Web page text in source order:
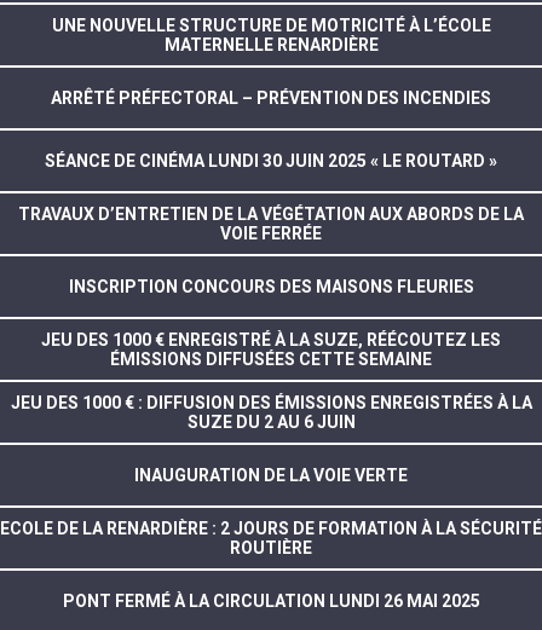
UNE NOUVELLE STRUCTURE DE MOTRICITÉ À L’ÉCOLE
MATERNELLE RENARDIÈRE
ARRÊTÉ PRÉFECTORAL – PRÉVENTION DES INCENDIES
SÉANCE DE CINÉMA LUNDI 30 JUIN 2025 « LE ROUTARD »
TRAVAUX D’ENTRETIEN DE LA VÉGÉTATION AUX ABORDS DE LA
VOIE FERRÉE
INSCRIPTION CONCOURS DES MAISONS FLEURIES
JEU DES 1000 € ENREGISTRÉ À LA SUZE, RÉÉCOUTEZ LES
ÉMISSIONS DIFFUSÉES CETTE SEMAINE
JEU DES 1000 € : DIFFUSION DES ÉMISSIONS ENREGISTRÉES À LA
SUZE DU 2 AU 6 JUIN
INAUGURATION DE LA VOIE VERTE
ECOLE DE LA RENARDIÈRE : 2 JOURS DE FORMATION À LA SÉCURITÉ
ROUTIÈRE
PONT FERMÉ À LA CIRCULATION LUNDI 26 MAI 2025